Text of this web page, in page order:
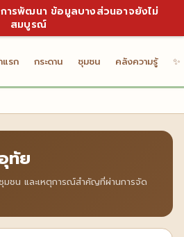
การพัฒนา ข้อมูลบางส่วนอาจยังไม่
สมบูรณ์
แรก กระดาน ชุมชน คลังความรู้
ทัย
ชน และเหตุการณ์สำคัญที่ผ่านการจัด